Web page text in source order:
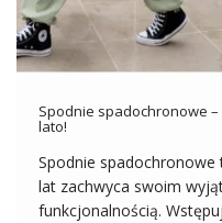
Spodnie spadochronowe
lato!
Spodnie
lat zachwyca swoim
funkcjonalnością.